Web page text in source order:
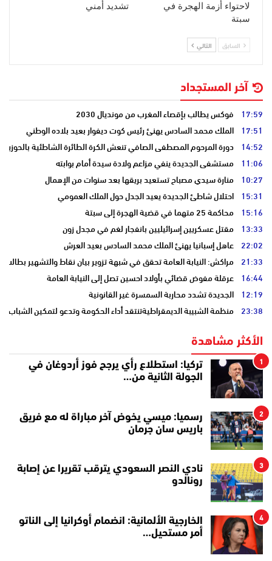
لاحتواء أزمة الهجرة في
سبتة
تشديد أمني
السابق التالي
آخر المستجداد
17:59 فوكس يطالب بإقصاء المغرب من مونديال 2030
17:51 الملك محمد السادس يهنئ رئيس كوت ديفوار بعيد بلاده الوطني
14:52 دورة المرحوم المصطفى الصافي تنعش الكرة الطائرة الشاطئية بالحوزية
11:06 مستشفى الجديدة ينفي مزاعم ولادة سيدة أمام بوابته
10:27 منارة سيدي مصباح تستعيد بريقها بعد سنوات من الإهمال
15:31 احتلال شاطئ الجديدة يعيد الجدل حول الملك العمومي
15:16 محاكمة 25 متهما في قضية الهجرة إلى سبتة
13:33 مقتل عسكريين إسرائيليين بانفجار لغم في مجدل زون
22:02 عاهل إسبانيا يهنئ الملك محمد السادس بعيد العرش
21:33 مراكش: النيابة العامة تحقق في شبهة تزوير بيان نقاط والتشهير بطالب
16:44 عرقلة مفوض قضائي بأولاد احسين تصل إلى النيابة العامة
12:19 الجديدة تشدد محاربة السمسرة غير القانونية
23:38 منظمة الشبيبة الديمقراطيةتنتقد أداء الحكومة وتدعو لتمكين الشباب
الأكثر مشاهدة
1
تركيا: استطلاع رأي يرجح فوز أردوغان في
الجولة الثانية من…
2
رسميا: ميسي يخوض آخر مباراة له مع فريق
باريس سان جرمان
3
نادي النصر السعودي يترقب تقريرا عن إصابة
رونالدو
4
الخارجية الألمانية: انضمام أوكرانيا إلى الناتو
أمر مستحيل…